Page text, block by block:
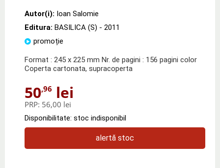
Autor(i): Ioan Salomie
Editura: BASILICA (S) - 2011
promoție
Format : 245 x 225 mm Nr. de pagini : 156 pagini color
Coperta cartonata, supracoperta
50,96 lei
PRP: 56,00 lei
Disponibilitate: stoc indisponibil
alertă stoc